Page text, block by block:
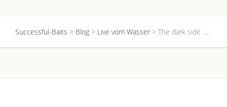
Successful-Baits > Blog > Live vom Wasser > The dark side ….